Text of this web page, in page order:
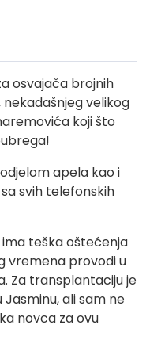
osvajača brojnih
velikog
koji što
apela kao i
svih telefonskih
teška oštećenja
vremena provodi u
Za transplantaciju je
ali sam ne
novca za ovu